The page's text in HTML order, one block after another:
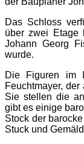
Das Schloss
über zwei Etage
Johann Georg
wurde.
Die Figuren im
Feuchtmayer, der
Sie stellen die
gibt es einige
Stock der
Stuck und